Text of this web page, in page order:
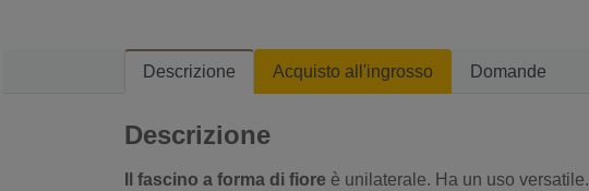
Descrizione Acquisto all'ingrosso Domande
Descrizione
Il fascino a forma di fiore è unilaterale. Ha un uso versatile.